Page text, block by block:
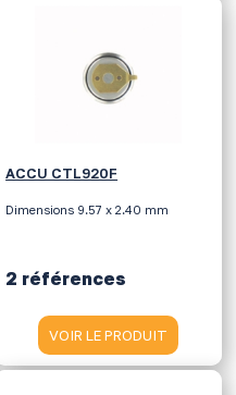
ACCU CTL920F
Dimensions 9.57 x 2.40 mm
2 références
VOIR LE PRODUIT